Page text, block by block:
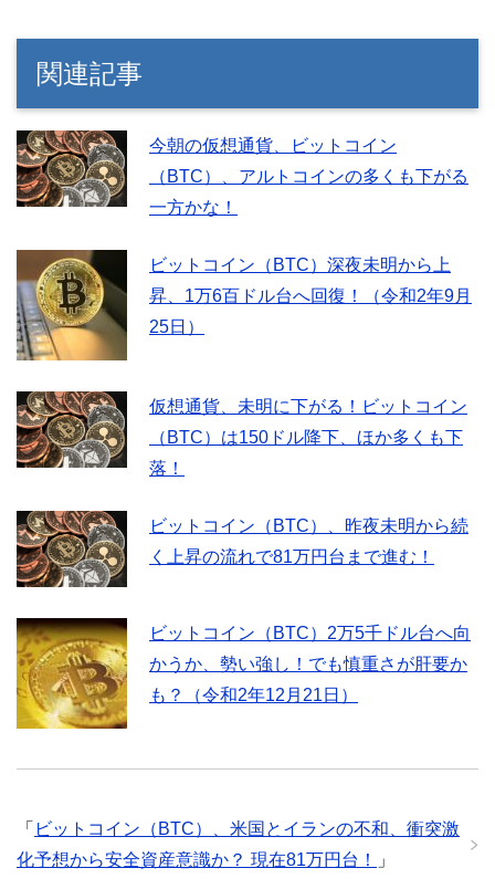
関連記事
今朝の仮想通貨、ビットコイン
（BTC）、アルトコインの多くも下がる
一方かな！
ビットコイン（BTC）深夜未明から上
昇、1万6百ドル台へ回復！（令和2年9月
25日）
仮想通貨、未明に下がる！ビットコイン
（BTC）は150ドル降下、ほか多くも下
落！
ビットコイン（BTC）、昨夜未明から続
く上昇の流れで81万円台まで進む！
ビットコイン（BTC）2万5千ドル台へ向
かうか、勢い強し！でも慎重さが肝要か
も？（令和2年12月21日）
「 ビットコイン（BTC）、米国とイランの不和、衝突激
化予想から安全資産意識か？ 現在81万円台！
」